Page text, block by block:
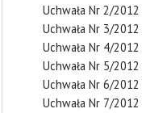
Uchwała Nr 2/2012
Uchwała Nr 3/2012
Uchwała Nr 4/2012
Uchwała Nr 5/2012
Uchwała Nr 6/2012
Uchwała Nr 7/2012